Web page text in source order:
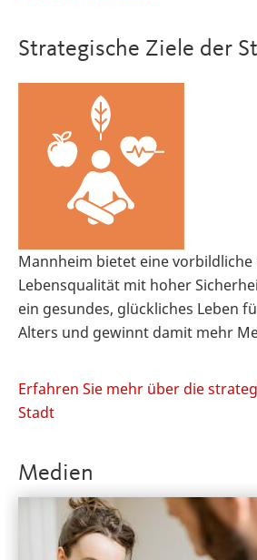
Strategische Ziele der
Mannheim bietet eine
Lebensqualität mit hoher
ein gesundes, glückliches Leben
Alters und gewinnt damit mehr
Erfahren Sie mehr über die
Stadt
Medien